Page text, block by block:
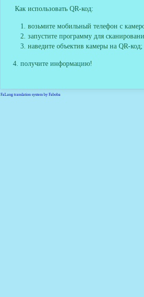
Как использовать QR-код:
возьмите мобильный телефон с
запустите программу для
наведите объектив камеры на QR-код;
4. получите информацию!
FaLang translation system by Faboba